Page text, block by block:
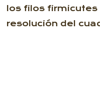
los filos firmicutes
resolución del